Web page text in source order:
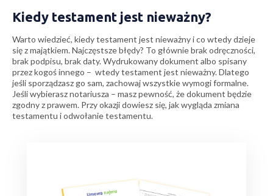
Kiedy testament jest nieważny?
Warto wiedzieć, kiedy testament jest nieważny i co wtedy dzieje
się z majątkiem. Najczęstsze błędy? To głównie brak odręczności,
brak podpisu, brak daty. Wydrukowany dokument albo spisany
przez kogoś innego – wtedy testament jest nieważny. Dlatego
jeśli sporządzasz go sam, zachowaj wszystkie wymogi formalne.
Jeśli wybierasz notariusza – masz pewność, że dokument będzie
zgodny z prawem. Przy okazji dowiesz się, jak wygląda zmiana
testamentu i odwołanie testamentu.